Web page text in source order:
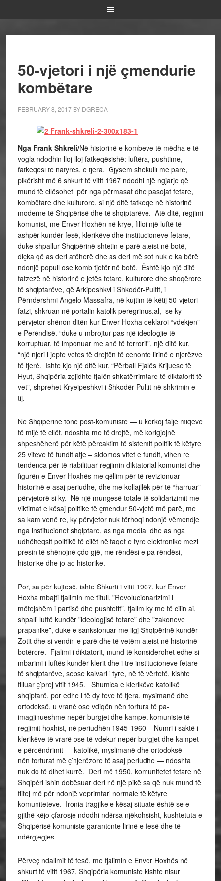
50-vjetori i një çmendurie
kombëtare
FEBRUARY 8, 2017BY DGRECA
Nga Frank Shkreli/Në historinë e kombeve të mëdha e të
vogla ndodhin lloj-lloj fatkeqësishë: luftëra, pushtime,
fatkeqësi të natyrës, e tjera. Gjysëm shekulli më parë,
pikërisht më 6 shkurt të vitit 1967 ndodhi një ngjarje që
mund të cilësohet, për nga përmasat dhe pasojat fetare,
kombëtare dhe kulturore, si një ditë fatkeqe në historinë
moderne të Shqipërisë dhe të shqiptarëve. Atë ditë, regjimi
komunist, me Enver Hoxhën në krye, filloi një luftë të
ashpër kundër fesë, klerikëve dhe institucioneve fetare,
duke shpallur Shqipërinë shtetin e parë ateist në botë,
diçka që as deri atëherë dhe as deri më sot nuk e ka bërë
ndonjë popull ose komb tjetër në botë. Është kjo një ditë
fatzezë në historinë e jetës fetare, kulturore dhe shoqërore
të shqiptarëve, që Arkipeshkvi i Shkodër-Pultit, i
Përndershmi Angelo Massafra, në kujtim të këtij 50-vjetori
fatzi, shkruan në portalin katolik peregrinus.al, se ky
përvjetor shënon ditën kur Enver Hoxha deklaroi “vdekjen”
e Perëndisë, “duke u mbrojtur pas një ideologjie të
korruptuar, të imponuar me anë të terrorit”, një ditë kur,
“një njeri i jepte vetes të drejtën të cenonte lirinë e njerëzve
të tjerë. Ishte kjo një ditë kur, “Përball Fjalës Krijuese të
Hyut, Shqipëria zgjidhte fjalën shkatërrimtare të diktatorit të
vet”, shprehet Kryeipeshkvi i Shkodër-Pultit në shkrimin e
tij.
Në Shqipërinë tonë post-komuniste — u kërkoj falje miqëve
të mijë të cilët, ndoshta me të drejtë, më korigjojnë
shpeshëherë për këtë përcaktim të sistemit politik të këtyre
25 viteve të fundit atje – sidomos vitet e fundit, vihen re
tendenca për të riabilituar regjimin diktatorial komunist dhe
figurën e Enver Hoxhës me qëllim për të revizionuar
historinë e asaj periudhe, dhe me kollajllëk për të “harruar”
përvjetorë si ky. Në një mungesë totale të solidarizimit me
viktimat e kësaj politike të çmendur 50-vjetë më parë, me
sa kam venë re, ky përvjetor nuk tërhoqi ndonjë vëmendje
nga institucionet shqiptare, as nga media, dhe as nga
udhëheqsit politikë të cilët në faqet e tyre elektronike mezi
presin të shënojnë çdo gjë, me rëndësi e pa rëndësi,
historike dhe jo aq historike.
Por, sa për kujtesë, ishte Shkurti i vitit 1967, kur Enver
Hoxha mbajti fjalimin me titull, ”Revolucionarizimi i
mëtejshëm i partisë dhe pushtetit”, fjalim ky me të cilin ai,
shpalli luftë kundër ”ideologjisë fetare” dhe ”zakoneve
prapanike”, duke e sanksionuar me ligj Shqipërinë kundër
Zotit dhe si vendin e parë dhe të vetëm ateist në historinë
botërore. Fjalimi i diktatorit, mund të konsiderohet edhe si
mbarimi i luftës kundër klerit dhe i tre institucioneve fetare
të shqiptarëve, sepse kalvari i tyre, në të vërtetë, kishte
filluar ç’prej vitit 1945. Shumica e klerikëve katolikë
shqiptarë, por edhe i të dy feve të tjera, mysimanë dhe
ortodoksë, u vranë ose vdiqën nën tortura të pa-
imagjinueshme nepër burgjet dhe kampet komuniste të
regjimit hoxhist, në periudhën 1945-1960. Numri i saktë i
klerikëve të vrarë ose të vdekur nepër burgjet dhe kampet
e përqëndrimit — katolikë, myslimanë dhe ortodoksë —
nën torturat më ç’njerëzore të asaj periudhe — ndoshta
nuk do të dihet kurrë. Deri më 1950, komunitetet fetare në
Shqipëri ishin dobësuar deri në një pikë sa që nuk mund të
flitej më për ndonjë veprimtari normale të këtyre
komuniteteve. Ironia tragjike e kësaj situate është se e
gjithë këjo çfarosje ndodhi ndërsa njëkohsisht, kushtetuta e
Shqipërisë komuniste garantonte lirinë e fesë dhe të
ndërgjegjes.
Përveç ndalimit të fesë, me fjalimin e Enver Hoxhës në
shkurt të vitit 1967, Shqipëria komuniste kishte nisur